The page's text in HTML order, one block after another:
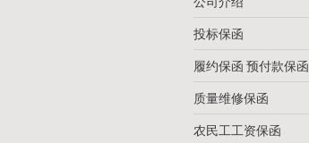
投标保函
履约保函 预付款保函
质量维修保函
农民工工资保函